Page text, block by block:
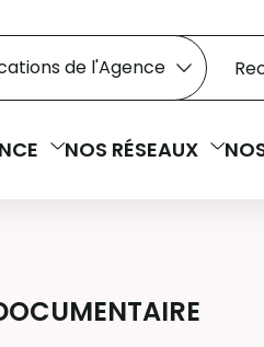
dans le
le type de la recherche
NOS RÉSEAUX